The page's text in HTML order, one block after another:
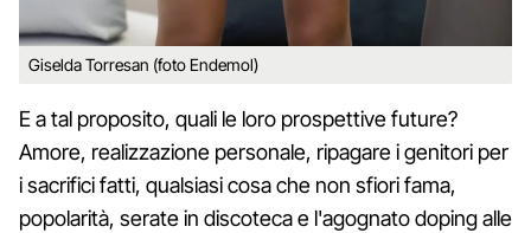
Giselda Torresan (foto Endemol)
E a tal proposito, quali le loro prospettive future?
Amore, realizzazione personale, ripagare i genitori per
i sacrifici fatti, qualsiasi cosa che non sfiori fama,
popolarità, serate in discoteca e l'agognato doping alle